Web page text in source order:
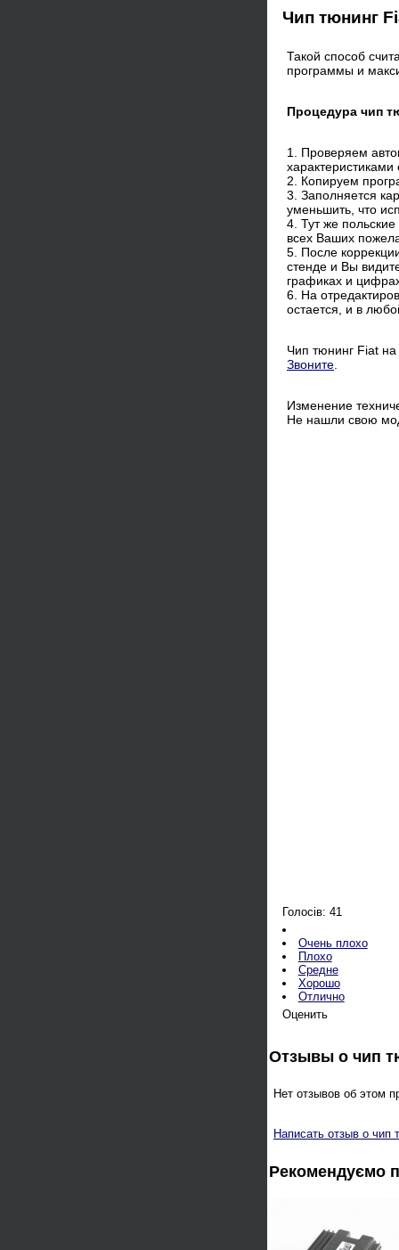
Чип тюнинг
Такой способ
программы и
Процедура чип
1. Проверяем
2. Копируем
3. Заполняется
уменьшить, что
4. Тут же
всех Ваших
5. После
стенде и Вы
графиках и
6. На
остается, и в
Чип тюнинг Fiat
Звоните
Изменение
Не нашли свою
Голосів: 41
Очень плохо
Плохо
Средне
Хорошо
Отлично
Оценить
Отзывы о чип
Нет отзывов об этом
Написать отзыв о чип
Рекомендуємо